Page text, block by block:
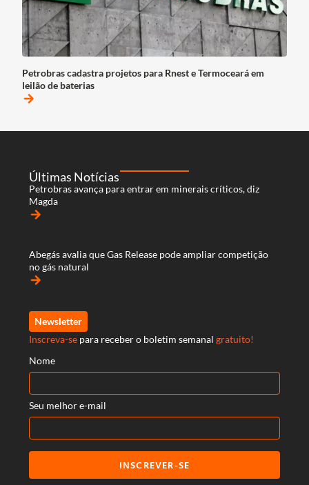
Petrobras cadastra projetos para Rnest e Termoceará em
leilão de baterias
arrow_forward
Últimas Notícias
Petrobras avança para entrar em minerais críticos, diz
Magda
arrow_forward
Abegás avalia que Gas Release pode ampliar competição
no gás natural
arrow_forward
Newsletter
Inscreva-se para receber o boletim semanal gratuito!
Nome
Seu melhor e-mail
INSCREVER-SE